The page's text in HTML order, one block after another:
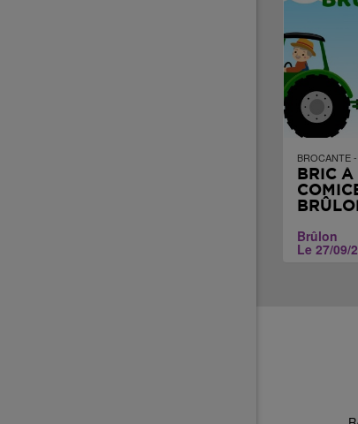
BROCANTE
BRIC
Brûlon
Le 27/09/